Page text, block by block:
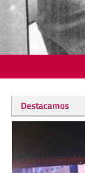
Destacamos